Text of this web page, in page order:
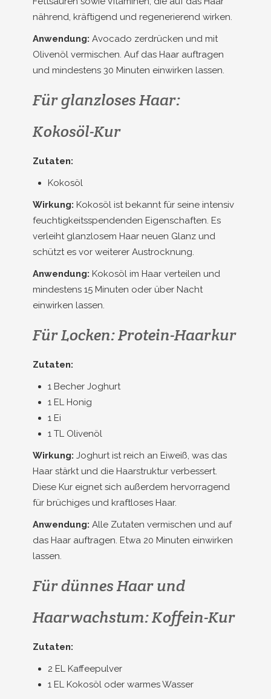
nährend, kräftigend und regenerierend wirken.
Anwendung: Avocado zerdrücken und mit
Olivenöl vermischen. Auf das Haar auftragen
und mindestens 30 Minuten einwirken lassen.
Für glanzloses Haar:
Kokosöl-Kur
Zutaten:
Kokosöl
Wirkung: Kokosöl ist bekannt für seine intensiv
feuchtigkeitsspendenden Eigenschaften. Es
verleiht glanzlosem Haar neuen Glanz und
schützt es vor weiterer Austrocknung.
Anwendung: Kokosöl im Haar verteilen und
mindestens 15 Minuten oder über Nacht
einwirken lassen.
Für Locken: Protein-Haarkur
Zutaten:
1 Becher Joghurt
1 EL Honig
1 Ei
1 TL Olivenöl
Wirkung: Joghurt ist reich an Eiweiß, was das
Haar stärkt und die Haarstruktur verbessert.
Diese Kur eignet sich außerdem hervorragend
für brüchiges und kraftloses Haar.
Anwendung: Alle Zutaten vermischen und auf
das Haar auftragen. Etwa 20 Minuten einwirken
lassen.
Für dünnes Haar und
Haarwachstum: Koffein-Kur
Zutaten:
2 EL Kaffeepulver
1 EL Kokosöl oder warmes Wasser